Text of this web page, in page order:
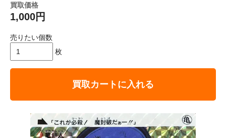
買取価格
1,000円
売りたい個数
枚
買取カートに入れる